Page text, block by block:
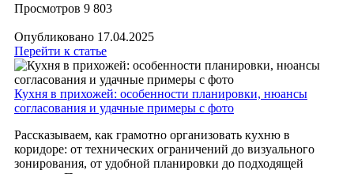
Просмотров 9 803
Опубликовано 17.04.2025
Перейти к статье
Кухня в прихожей: особенности планировки, нюансы
согласования и удачные примеры с фото
Рассказываем, как грамотно организовать кухню в
коридоре: от технических ограничений до визуального
зонирования, от удобной планировки до подходящей